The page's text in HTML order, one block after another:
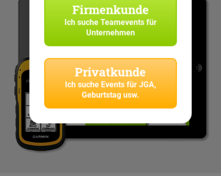
Firmenkunde
Ich sucheTeamevents für
Unternehmen
Privatkunde
Ich suche Events für JGA,
Geburtstag usw.